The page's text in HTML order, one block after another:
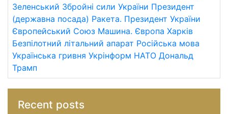
Зеленський Збройні сили України Президент
(державна посада) Ракета. Президент України
Європейський Союз Машина. Європа Харків
Безпілотний літальний апарат Російська мова
Українська гривня Укрінформ НАТО Дональд
Трамп
Recent posts